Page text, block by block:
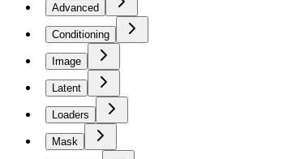
Advanced
Conditioning
Image
Latent
Loaders
Mask